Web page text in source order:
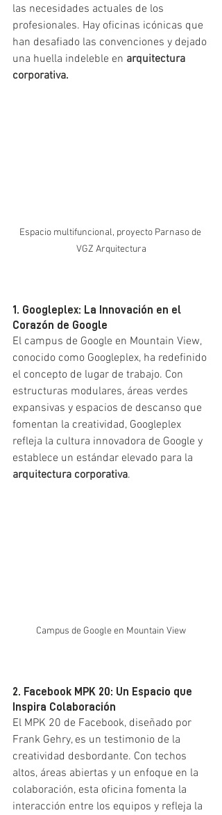
las necesidades actuales de los
profesionales. Hay oficinas icónicas que
han desafiado las convenciones y dejado
una huella indeleble en arquitectura
corporativa.
Espacio multifuncional, proyecto Parnaso de
VGZ Arquitectura
1. Googleplex: La Innovación en el
Corazón de Google
El campus de Google en Mountain View,
conocido como Googleplex, ha redefinido
el concepto de lugar de trabajo. Con
estructuras modulares, áreas verdes
expansivas y espacios de descanso que
fomentan la creatividad, Googleplex
refleja la cultura innovadora de Google y
establece un estándar elevado para la
arquitectura corporativa.
Campus de Google en Mountain View
2. Facebook MPK 20: Un Espacio que
Inspira Colaboración
El MPK 20 de Facebook, diseñado por
Frank Gehry, es un testimonio de la
creatividad desbordante. Con techos
altos, áreas abiertas y un enfoque en la
colaboración, esta oficina fomenta la
interacción entre los equipos y refleja la